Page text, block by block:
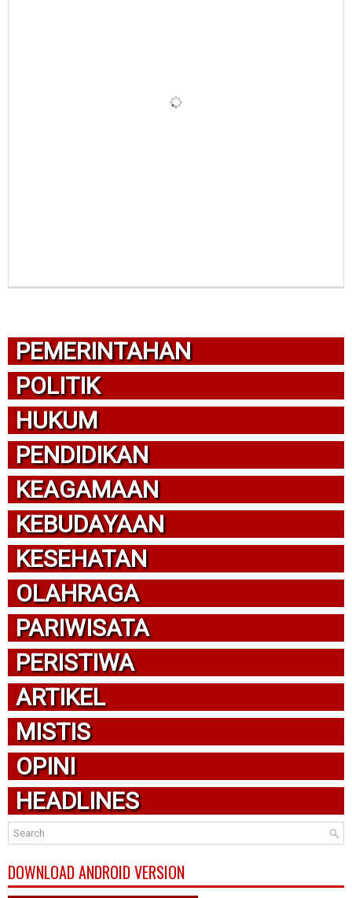
PEMERINTAHAN
POLITIK
HUKUM
PENDIDIKAN
KEAGAMAAN
KEBUDAYAAN
KESEHATAN
OLAHRAGA
PARIWISATA
PERISTIWA
ARTIKEL
MISTIS
OPINI
HEADLINES
DOWNLOAD ANDROID VERSION